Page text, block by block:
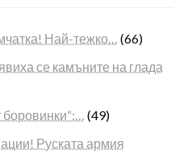
Най-тежко… (66)
се камъните на глада
боровинки“:… (49)
Руската армия